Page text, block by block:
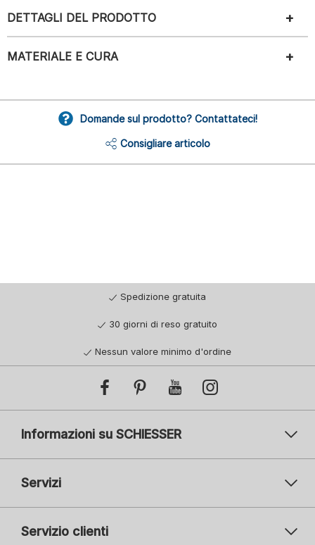
DETTAGLI DEL PRODOTTO
MATERIALE E CURA
Domande sul prodotto? Contattateci!
Consigliare articolo
Spedizione gratuita
30 giorni di reso gratuito
Nessun valore minimo d'ordine
Informazioni su SCHIESSER
Servizi
Servizio clienti